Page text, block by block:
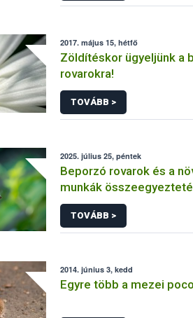
2017. május 15, hétfő
Zöldítéskor ügyeljünk a
rovarokra!
TOVÁBB >
2025. július 25, péntek
Beporzó rovarok és a
munkák
fókuszban a méhészet
TOVÁBB >
2014. június 3, kedd
Egyre több a mezei